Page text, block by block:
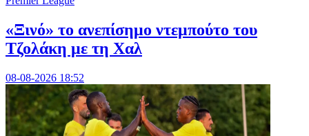
«Ξινό» το ανεπίσημο ντεμπούτο του
Τζολάκη με τη Χαλ
08-08-2026 18:52